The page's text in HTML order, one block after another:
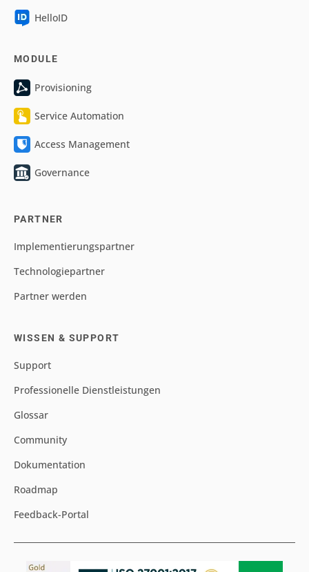
HelloID
MODULE
Provisioning
Service Automation
Access Management
Governance
PARTNER
Implementierungspartner
Technologiepartner
Partner werden
WISSEN & SUPPORT
Support
Professionelle Dienstleistungen
Glossar
Community
Dokumentation
Roadmap
Feedback-Portal